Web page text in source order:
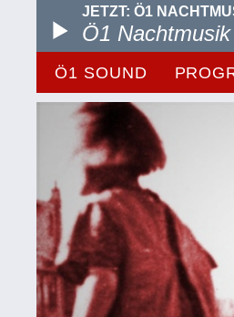
JETZT: Ö1
Ö1 Nachtmusik
Ö1 SOUND